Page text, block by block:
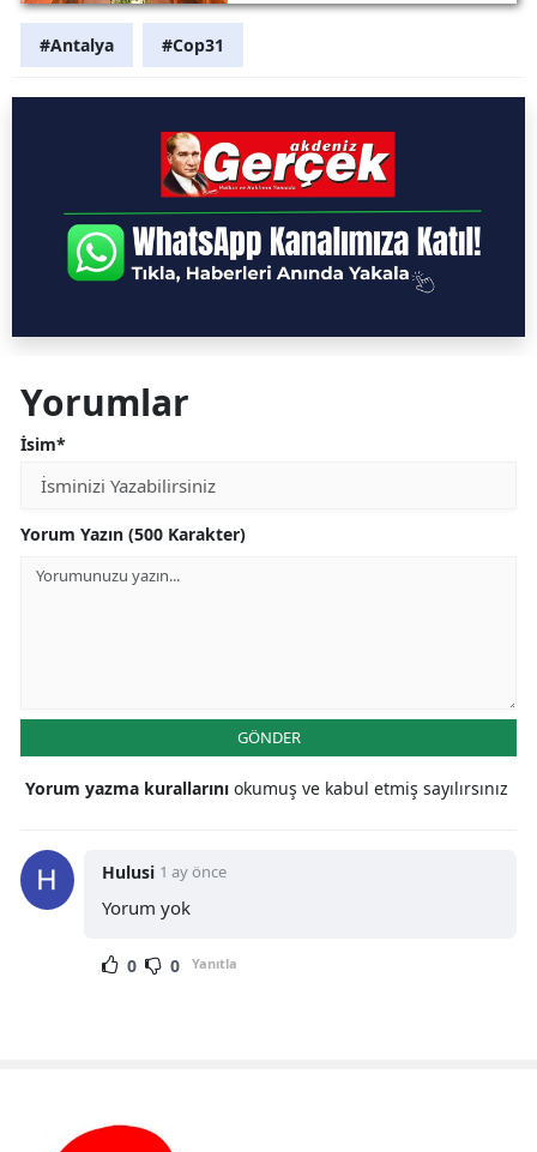
#Antalya #Cop31
Yorumlar
İsim*
Yorum Yazın (500 Karakter)
GÖNDER
Yorum yazma kurallarını okumuş ve kabul etmiş sayılırsınız
Hulusi 1 ay önce
Yorum yok
0 0 Yanıtla